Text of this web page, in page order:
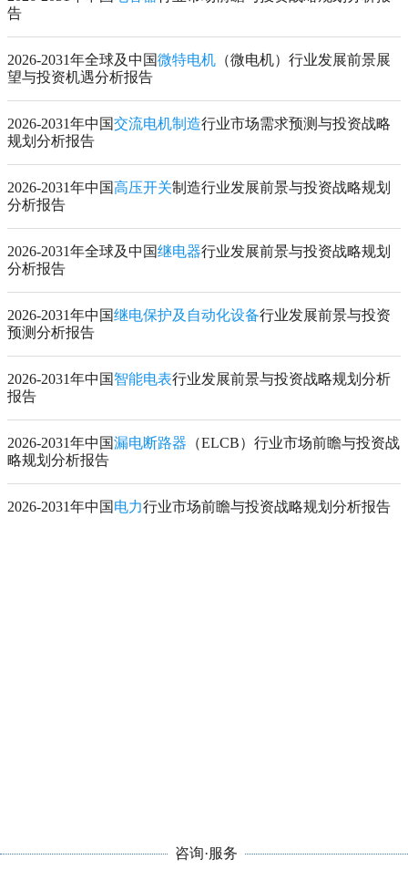
告
2026-2031年全球及中国微特电机 （微电机）行业发展前景展
望与投资机遇分析报告
2026-2031年中国交流电机制造行业市场需求预测与投资战略
规划分析报告
2026-2031年中国高压开关制造行业发展前景与投资战略规划
分析报告
2026-2031年全球及中国继电器行业发展前景与投资战略规划
分析报告
2026-2031年中国继电保护及自动化设备行业发展前景与投资
预测分析报告
2026-2031年中国 智能电表行业发展前景与投资战略规划分析
报告
2026-2031年中国漏电断路器 （ELCB）行业市场前瞻与投资战
略规划分析报告
2026-2031年中国 电力行业市场前瞻与投资战略规划分析报告
咨询·服务